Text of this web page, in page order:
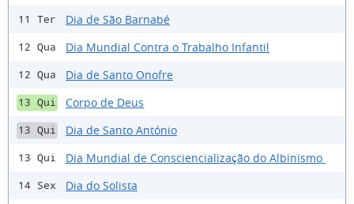
11 Ter Dia de São Barnabé
12 Qua Dia Mundial Contra o Trabalho Infantil
12 Qua Dia de Santo Onofre
13 Qui Corpo de Deus
13 Qui Dia de Santo António
13 Qui Dia Mundial de Consciencialização do Albinismo
14 Sex Dia do Solista